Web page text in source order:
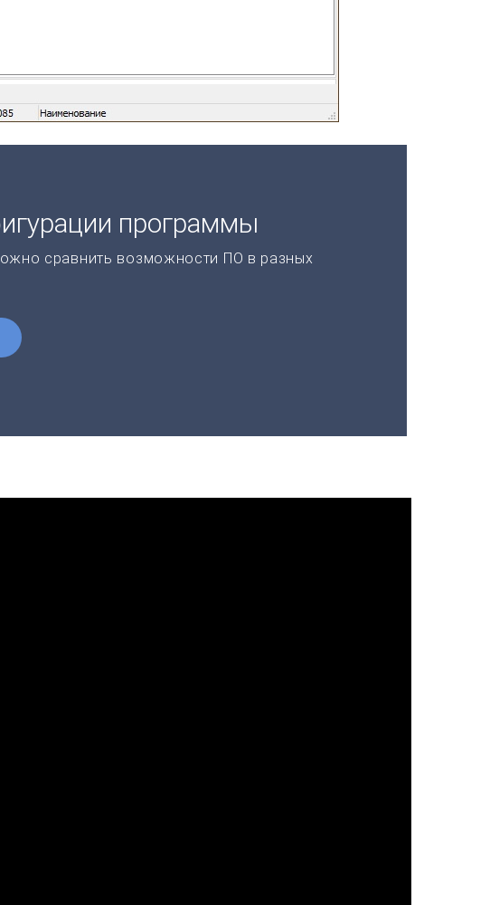
программы
сравнить возможности ПО в разных